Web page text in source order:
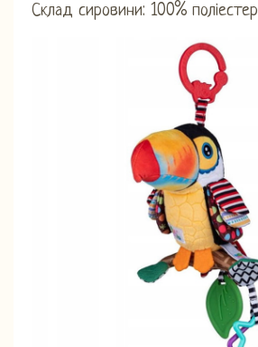
Склад сировини: 100% поліестер